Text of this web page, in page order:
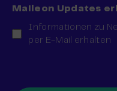
Maileon Updates
Informationen zu
per E-Mail erhalten